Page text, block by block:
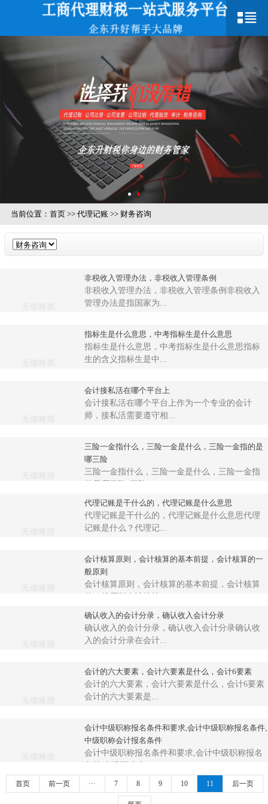
当前位置： 首页>> 代理记账>> 财务咨询
非税收入管理办法，非税收入管理条例
非税收入管理办法，非税收入管理条例非税收入
管理办法是指国家为...
指标生是什么意思，中考指标生是什么意思
指标生是什么意思，中考指标生是什么意思指标
生的含义指标生是中...
会计接私活在哪个平台上
会计接私活在哪个平台上作为一个专业的会计
师，接私活需要遵守相...
三险一金指什么，三险一金是什么，三险一金指的是
哪三险
三险一金指什么，三险一金是什么，三险一金指
代理记账是干什么的，代理记账是什么意思
代理记账是干什么的，代理记账是什么意思代理
记账是什么？代理记...
会计核算原则，会计核算的基本前提，会计核算的一
般原则
会计核算原则，会计核算的基本前提，会计核算
确认收入的会计分录，确认收入会计分录
确认收入的会计分录，确认收入会计分录确认收
入的会计分录在会计...
会计的六大要素，会计六要素是什么，会计6要素
会计的六大要素，会计六要素是什么，会计6要素
会计的六大要素是...
会计中级职称报名条件和要求,会计中级职称报名条件,
中级职称会计报名条件
会计中级职称报名条件和要求,会计中级职称报名
首页 前一页 ··· 7 8 9 10 11 后一页